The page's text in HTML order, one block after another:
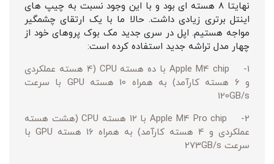
نهایتا 8 هسته ای بود و با این وجود نسبت به چیپ های
اینتل برتری زیادی داشت. حالا ما با یک ارتقای چشمگیر
مواجه هستیم. اپل در سری جدید مک بوک پروهای خود از
چهار مدل تراشه جدید استفاده کرده است:
1- Apple M4 chip با ده هسته CPU (4 هسته عملکردی
و 6 هسته کارآمد) به همراه 10 هسته GPU با سرعت
120GB/s
2- Apple M4 Pro chip با 12 هسته CPU (هشت هسته
عملکردی و 4 هسته کارآمد) به همراه 16 هسته GPU با
سرعت 273GB/s